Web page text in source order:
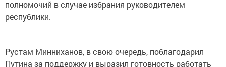
полномочий в случае избрания руководителем
республики.
Рустам Минниханов, в свою очередь, поблагодарил
Путина за поддержку и выразил готовность работать